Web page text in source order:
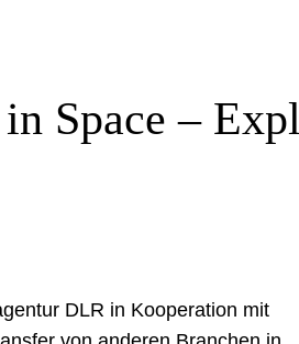
Space –
DLR in Kooperation mit